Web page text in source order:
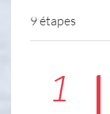
9 étapes
1